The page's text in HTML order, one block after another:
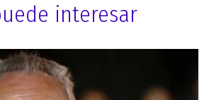
interesar